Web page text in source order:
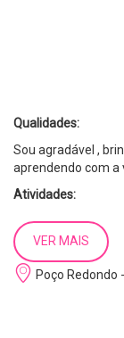
Qualidades:
Sou agradável ,
aprendendo com a
Atividades:
.tds
Escolaridade:
Médio Incompleto
VER MAIS
Poço Redondo